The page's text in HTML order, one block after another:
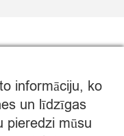
informāciju, ko
un līdzīgas
pieredzi mūsu